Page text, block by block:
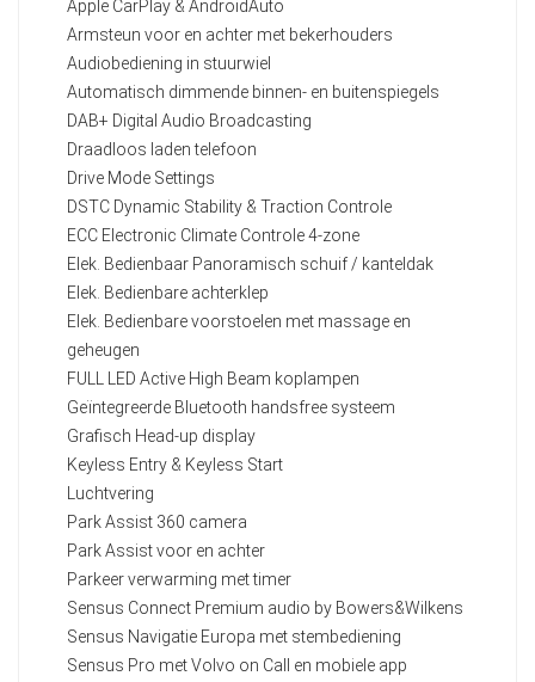
Apple CarPlay & AndroidAuto
Armsteun voor en achter met bekerhouders
Audiobediening in stuurwiel
Automatisch dimmende binnen- en buitenspiegels
DAB+ Digital Audio Broadcasting
Draadloos laden telefoon
Drive Mode Settings
DSTC Dynamic Stability & Traction Controle
ECC Electronic Climate Controle 4-zone
Elek. Bedienbaar Panoramisch schuif / kanteldak
Elek. Bedienbare achterklep
Elek. Bedienbare voorstoelen met massage en
geheugen
FULL LED Active High Beam koplampen
Geïntegreerde Bluetooth handsfree systeem
Grafisch Head-up display
Keyless Entry & Keyless Start
Luchtvering
Park Assist 360 camera
Park Assist voor en achter
Parkeer verwarming met timer
Sensus Connect Premium audio by Bowers&Wilkens
Sensus Navigatie Europa met stembediening
Sensus Pro met Volvo on Call en mobiele app